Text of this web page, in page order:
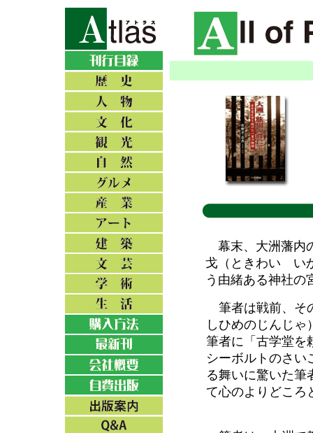
幕末、大洲藩内
戈（ときわい い
う由緒ある神社の
筆者は戦前、そ
しひめのじんじ
筆者に「古学堂を
シーボルトのさい
る舞いに驚いた筆
て心のよりどころ